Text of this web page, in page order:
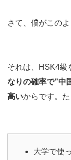
さて、僕がこの
それは、HSK4級
なりの確率で”中
高いからです。
大学で使